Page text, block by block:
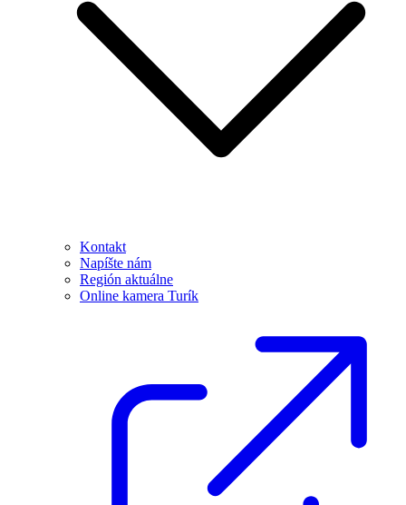
Kontakt
Napíšte nám
Región aktuálne
Online kamera Turík